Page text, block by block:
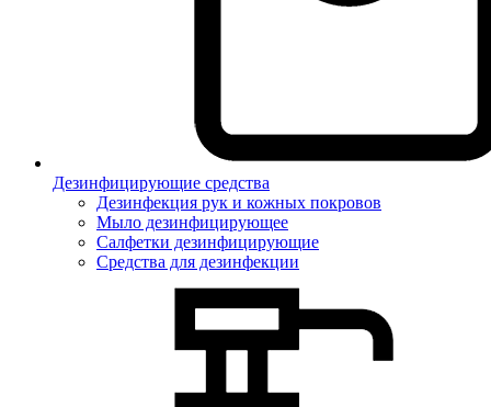
Дезинфицирующие средства
Дезинфекция рук и кожных покровов
Мыло дезинфицирующее
Салфетки дезинфицирующие
Средства для дезинфекции